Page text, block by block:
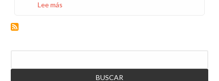
Lee más
ventas